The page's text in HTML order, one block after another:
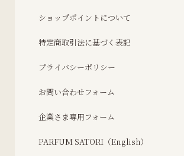
ショップポイントについて
特定商取引法に基づく表記
プライバシーポリシー
お問い合わせフォーム
企業さま専用フォーム
PARFUM SATORI（English）